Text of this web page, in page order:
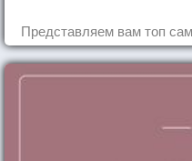
Представляем вам топ